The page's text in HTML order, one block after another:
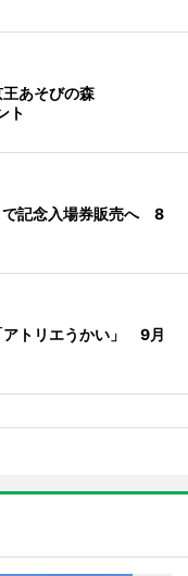
王あそびの森
ト
で記念入場券販売へ 8
アトリエうかい」 9月